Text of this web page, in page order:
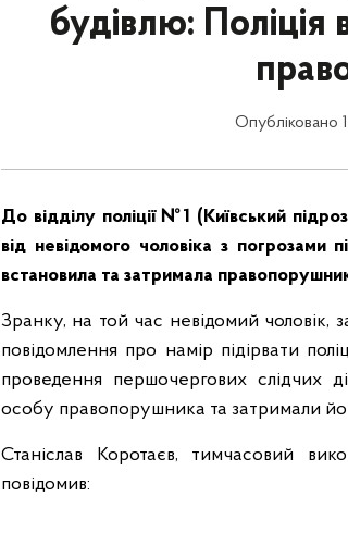
будівлю: Поліція
Опубліковано
До відділу поліції №1 (Київський
від невідомого чоловіка з погрозами
встановила та затримала
Зранку, на той час невідомий чоловік,
повідомлення про намір підірвати
проведення першочергових слідчих
особу правопорушника та затримали
Станіслав Коротаєв, тимчасовий
повідомив: